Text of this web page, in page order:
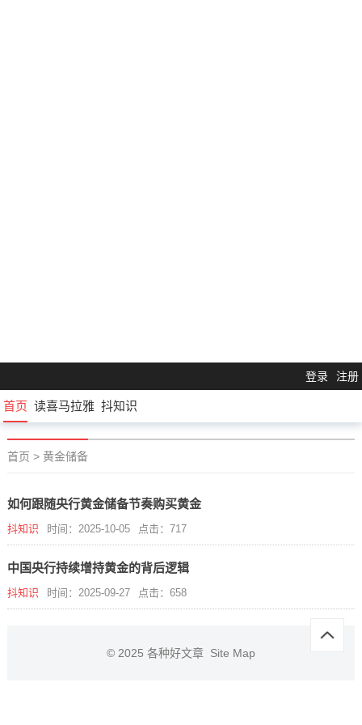
登录 注册
首页 读喜马拉雅 抖知识
首页 > 黄金储备
如何跟随央行黄金储备节奏购买黄金
抖知识 时间：2025-10-05 点击：717
中国央行持续增持黄金的背后逻辑
抖知识 时间：2025-09-27 点击：658
© 2025 各种好文章 Site Map